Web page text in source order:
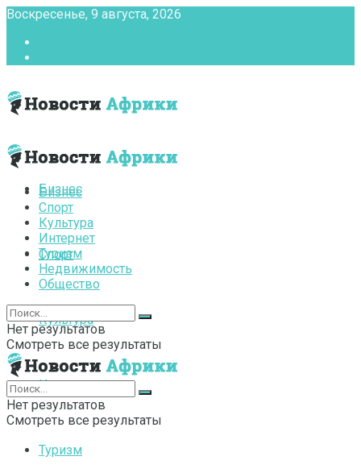
Воскресенье, 9 августа, 2026
Бизнес
Спорт
Культура
Интернет
Туризм
Бизнес
Спорт
Культура
Интернет
Туризм
Недвижимость
Общество
Нет результатов
Смотреть все результаты
Нет результатов
Смотреть все результаты